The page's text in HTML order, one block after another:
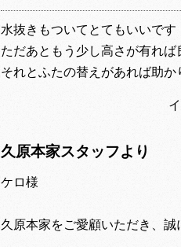
水抜きもついてとてもいいです
ただあともう少し高さが有れば
それとふたの替えがあれば助か
久原本家スタッフより
ケロ様
久原本家をご愛顧いただき、誠